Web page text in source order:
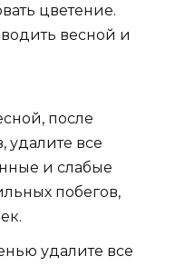
цветение.
весной и
после
удалите все
и слабые
побегов,
удалите все